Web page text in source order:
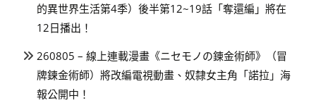
的異世界生活第4季）後半第12~19話「奪還編」將在
12日播出！
260805 – 線上連載漫畫《ニセモノの錬金術師》（冒
牌鍊金術師）將改編電視動畫、奴隸女主角「諾拉」海
報公開中！